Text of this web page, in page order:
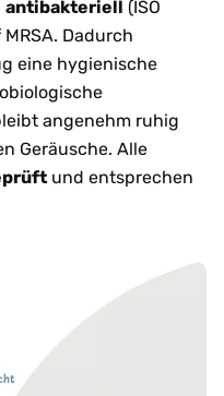
antibakteriell (ISO
Dadurch
eine hygienische
angenehm ruhig
Geräusche. Alle
und entsprechen